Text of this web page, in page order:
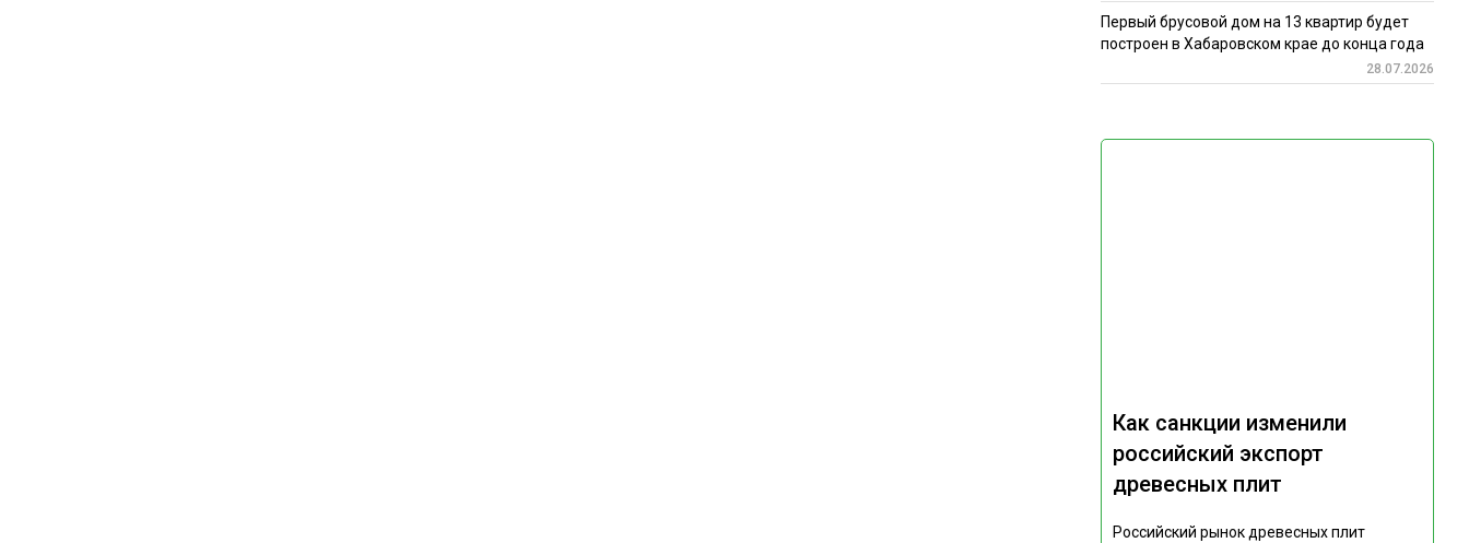
Как санкции изменили
российский экспорт
древесных плит
Российский рынок древесных плит
Первый брусовой дом на 13 квартир будет
построен в Хабаровском крае до конца года
28.07.2026